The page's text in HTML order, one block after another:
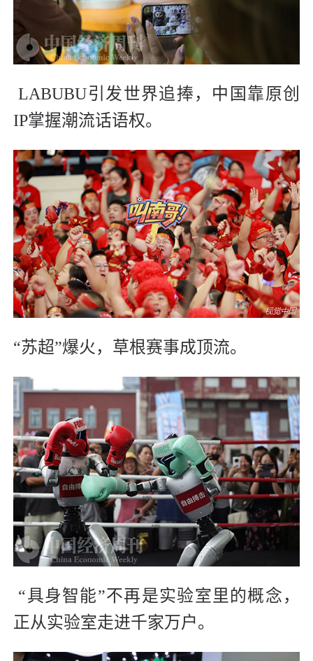
LABUBU引发世界追捧，中国靠原创
IP掌握潮流话语权。
“苏超”爆火，草根赛事成顶流。
“具身智能”不再是实验室里的概念，
正从实验室走进千家万户。